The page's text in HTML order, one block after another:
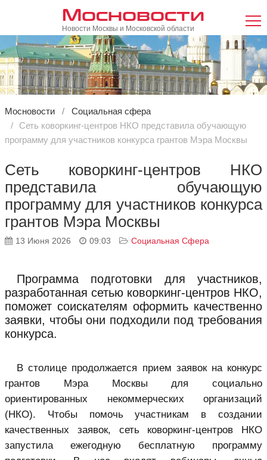
Мосновости
Новости Москвы и Московской области
Мосновости
Социальная сфера
Сеть коворкинг-центров НКО представила обучающую
программу для участников конкурса грантов Мэра Москвы
Сеть коворкинг-центров НКО
представила обучающую
программу для участников конкурса
грантов Мэра Москвы
13 Июня 2026 09:03 Социальная Сфера
Программа подготовки для участников,
разработанная сетью коворкинг-центров НКО,
поможет соискателям оформить качественно
заявки, чтобы они подходили под требования
конкурса.
В столице продолжается прием заявок на конкурс
грантов Мэра Москвы для социально
ориентированных некоммерческих организаций
(НКО). Чтобы помочь участникам в создании
качественных заявок, сеть коворкинг-центров НКО
запустила ежегодную бесплатную программу